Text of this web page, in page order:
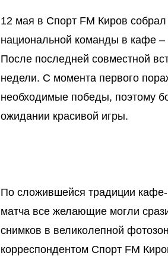
12 мая в Спорт FM Киров
национальной команды в кафе –
После последней совместной
недели. С момента первого
необходимые победы, поэтому
ожидании красивой игры.
По сложившейся традиции
матча все желающие могли
снимков в великолепной
корреспондентом Спорт FM